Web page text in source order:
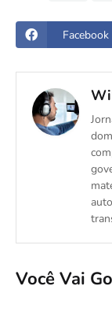
Facebook
Você Vai